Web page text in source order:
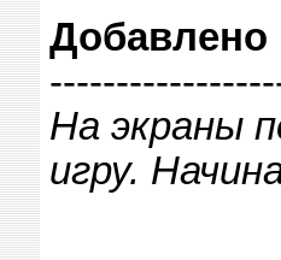
Добавлено
На экраны
игру.